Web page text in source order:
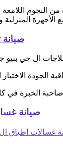
من النجوم
المنزلية
ال جي بنيو
الجودة
صاحبة الخبرة في
صيانة
غسالات اطياق